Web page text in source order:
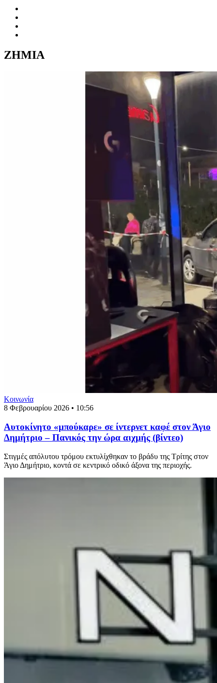
ΖΗΜΙΑ
Κοινωνία
8 Φεβρουαρίου 2026 • 10:56
Αυτοκίνητο «μπούκαρε» σε ίντερνετ καφέ στον Άγιο
Δημήτριο – Πανικός την ώρα αιχμής (βίντεο)
Στιγμές απόλυτου τρόμου εκτυλίχθηκαν το βράδυ της Τρίτης στον
Άγιο Δημήτριο, κοντά σε κεντρικό οδικό άξονα της περιοχής.